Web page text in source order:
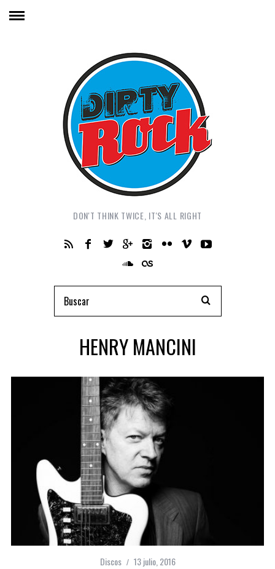
DON'T THINK TWICE, IT'S ALL RIGHT
HENRY MANCINI
Discos 13 julio, 2016